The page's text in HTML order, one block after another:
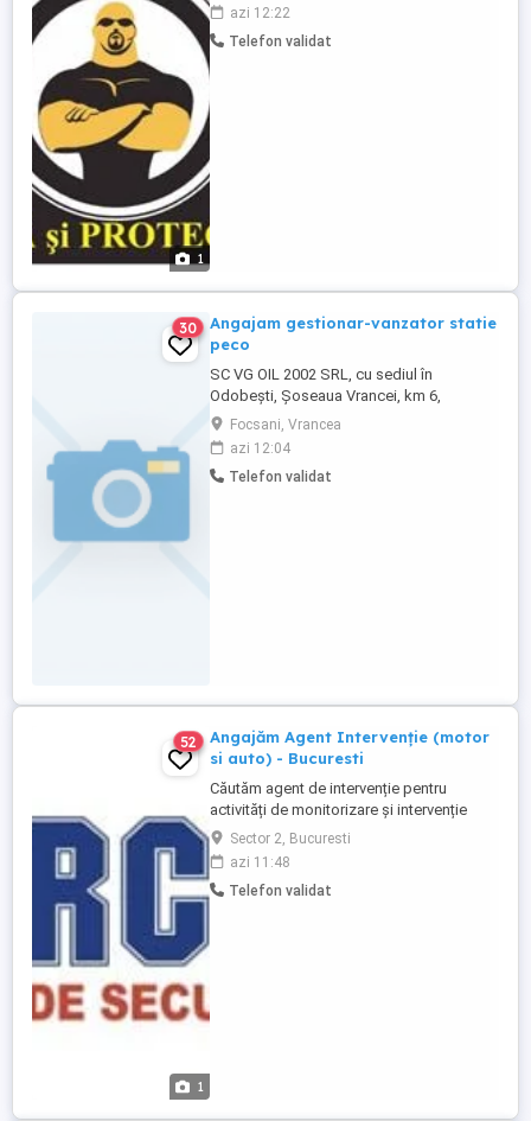
1
echipa.Se oferă salariul 3.500 lei luna.
azi 12:22
Telefon validat
30
Angajam gestionar-vanzator statie
peco
SC VG OIL 2002 SRL, cu sediul în
Odobești, Șoseaua Vrancei, km 6,
angajeaza pentru pozitia vanzator
gestionar magazin benzinarie la sediu.de
preferat doamna cu experienta in vanzari.
Lucrul in ture doua zile lucrate cu doua
Focsani, Vrancea
azi 12:04
Telefon validat
1
52
Angajăm Agent Intervenție (motor
si auto) - Bucuresti
Căutăm agent de intervenție pentru
activități de monitorizare și intervenție
rapidă pentru Bucuresti. Cerințe: permis
categoria A și B (intervenție pe motor, iar
pe vreme nefavorabilă cu mașina),
seriozitate și disponibilitate, cu experienta
Sector 2, Bucuresti
azi 11:48
Telefon validat